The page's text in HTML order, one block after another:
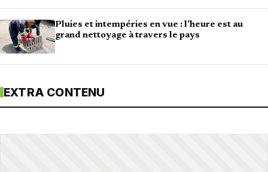
Pluies et intempéries en vue : l’heure est au
grand nettoyage à travers le pays
EXTRA CONTENU